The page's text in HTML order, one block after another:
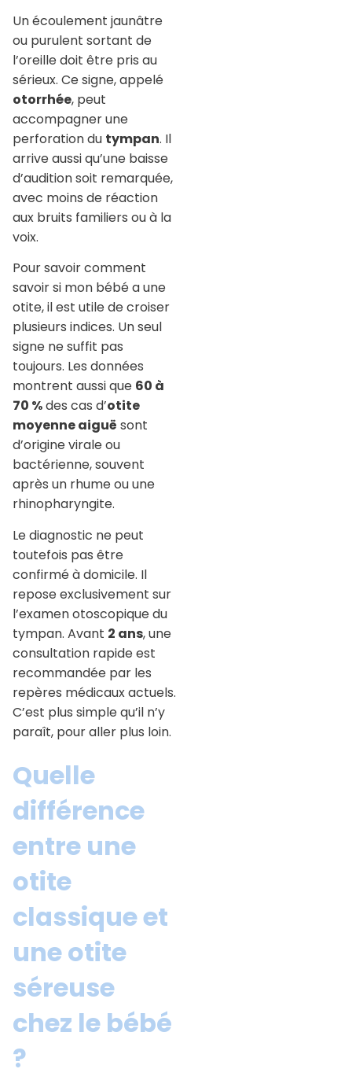
Un écoulement jaunâtre
ou purulent sortant de
l’oreille doit être pris au
sérieux. Ce signe, appelé
otorrhée, peut
accompagner une
perforation du tympan. Il
arrive aussi qu’une baisse
d’audition soit remarquée,
avec moins de réaction
aux bruits familiers ou à la
voix.
Pour savoir comment
savoir si mon bébé a une
otite, il est utile de croiser
plusieurs indices. Un seul
signe ne suffit pas
toujours. Les données
montrent aussi que 60 à
70 %des cas d’otite
moyenne aiguë sont
d’origine virale ou
bactérienne, souvent
après un rhume ou une
rhinopharyngite.
Le diagnostic ne peut
toutefois pas être
confirmé à domicile. Il
repose exclusivement sur
l’examen otoscopique du
tympan. Avant 2 ans, une
consultation rapide est
recommandée par les
repères médicaux actuels.
C’est plus simple qu’il n’y
paraît, pour aller plus loin.
Quelle
différence
entre une
otite
classique et
une otite
séreuse
chez le bébé
?